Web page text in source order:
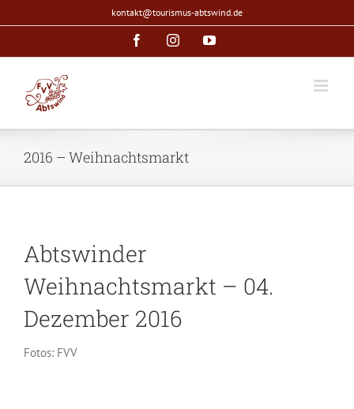
Inhalt
kontakt@tourismus-abtswind.de
FacebookInstagramYouTube
2016 – Weihnachtsmarkt
Abtswinder
Weihnachtsmarkt – 04.
Dezember 2016
Fotos: FVV